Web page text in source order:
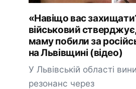
«Навіщо вас
військовий
маму побили за
на Львівщині (відео)
У Львівській області
резонанс через